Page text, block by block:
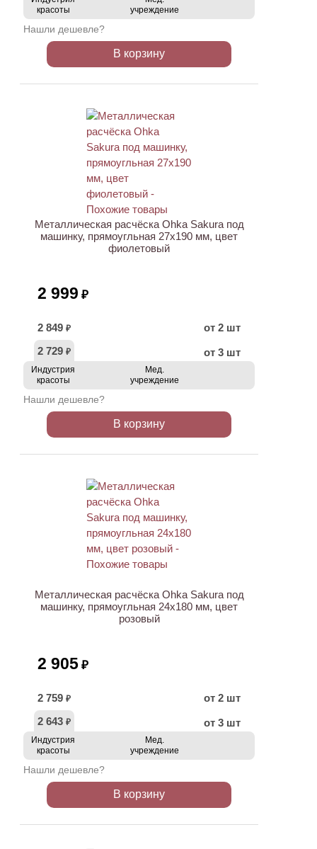
красоты
учреждение
Нашли дешевле?
В корзину
Металлическая расчёска Ohka Sakura под
машинку, прямоугльная 27х190 мм, цвет
фиолетовый
2 999 ₽
2 849 ₽
от 2 шт
2 729 ₽ от 3 шт
Индустрия
красоты
Мед.
учреждение
Нашли дешевле?
В корзину
Металлическая расчёска Ohka Sakura под
машинку, прямоугльная 24х180 мм, цвет
розовый
2 905 ₽
2 759 ₽
от 2 шт
2 643 ₽ от 3 шт
Индустрия
красоты
Мед.
учреждение
Нашли дешевле?
В корзину